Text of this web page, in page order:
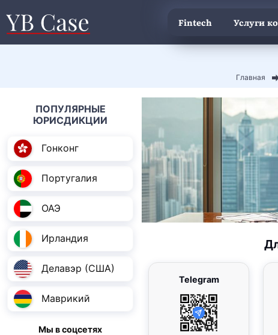
Fintech Услуги
Главная
ПОПУЛЯРНЫЕ
ЮРИСДИКЦИИ
Гонконг
Португалия
ОАЭ
Ирландия
Делавэр (США)
Маврикий
Мы в соцсетях
Telegram